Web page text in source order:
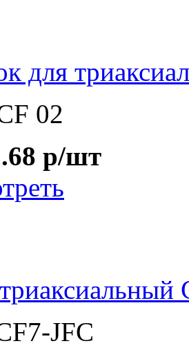
для
02
р/шт
JFC